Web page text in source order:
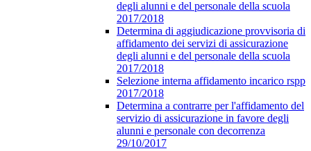
degli alunni e del personale della scuola
2017/2018
Determina di aggiudicazione provvisoria di
affidamento dei servizi di assicurazione
degli alunni e del personale della scuola
2017/2018
Selezione interna affidamento incarico rspp
2017/2018
Determina a contrarre per l'affidamento del
servizio di assicurazione in favore degli
alunni e personale con decorrenza
29/10/2017